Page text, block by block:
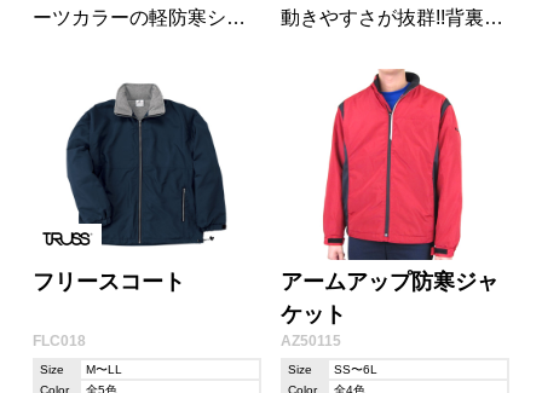
ーツカラーの軽防寒シリ
動きやすさが抜群!!背裏上
寒い季節もあったかく快
適に着用できます!
フリースコート
FLC018
Size
M〜LL
Color
全5色
アームアップ防寒ジャ
ケット
AZ50115
Size
SS〜6L
Color
全4色